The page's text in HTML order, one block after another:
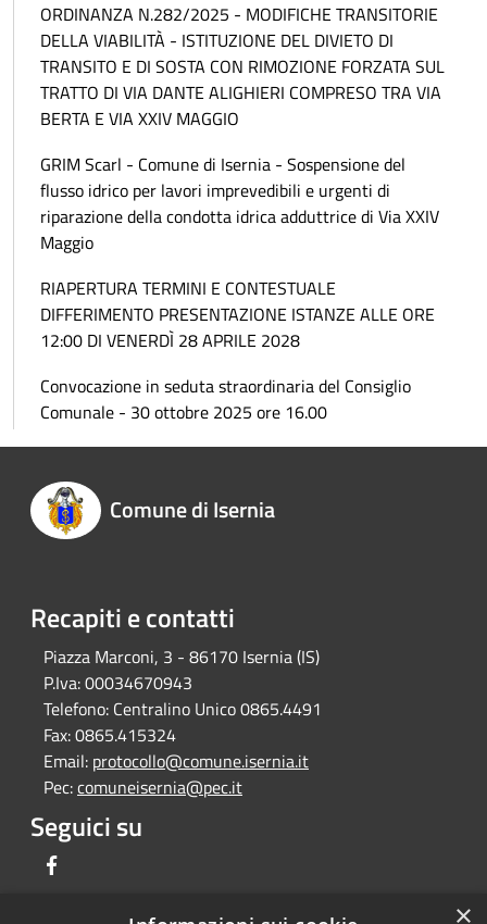
ORDINANZA N.282/2025 - MODIFICHE TRANSITORIE
DELLA VIABILITÀ - ISTITUZIONE DEL DIVIETO DI
TRANSITO E DI SOSTA CON RIMOZIONE FORZATA SUL
TRATTO DI VIA DANTE ALIGHIERI COMPRESO TRA VIA
BERTA E VIA XXIV MAGGIO
GRIM Scarl - Comune di Isernia - Sospensione del
flusso idrico per lavori imprevedibili e urgenti di
riparazione della condotta idrica adduttrice di Via XXIV
Maggio
RIAPERTURA TERMINI E CONTESTUALE
DIFFERIMENTO PRESENTAZIONE ISTANZE ALLE ORE
12:00 DI VENERDÌ 28 APRILE 2028
Convocazione in seduta straordinaria del Consiglio
Comunale - 30 ottobre 2025 ore 16.00
Comune di Isernia
Recapiti e contatti
Piazza Marconi, 3 - 86170 Isernia (IS)
P.Iva:00034670943
Telefono: Centralino Unico 0865.4491
Fax:0865.415324
Email: protocollo@comune.isernia.it
Pec:comuneisernia@pec.it
Seguici su
×